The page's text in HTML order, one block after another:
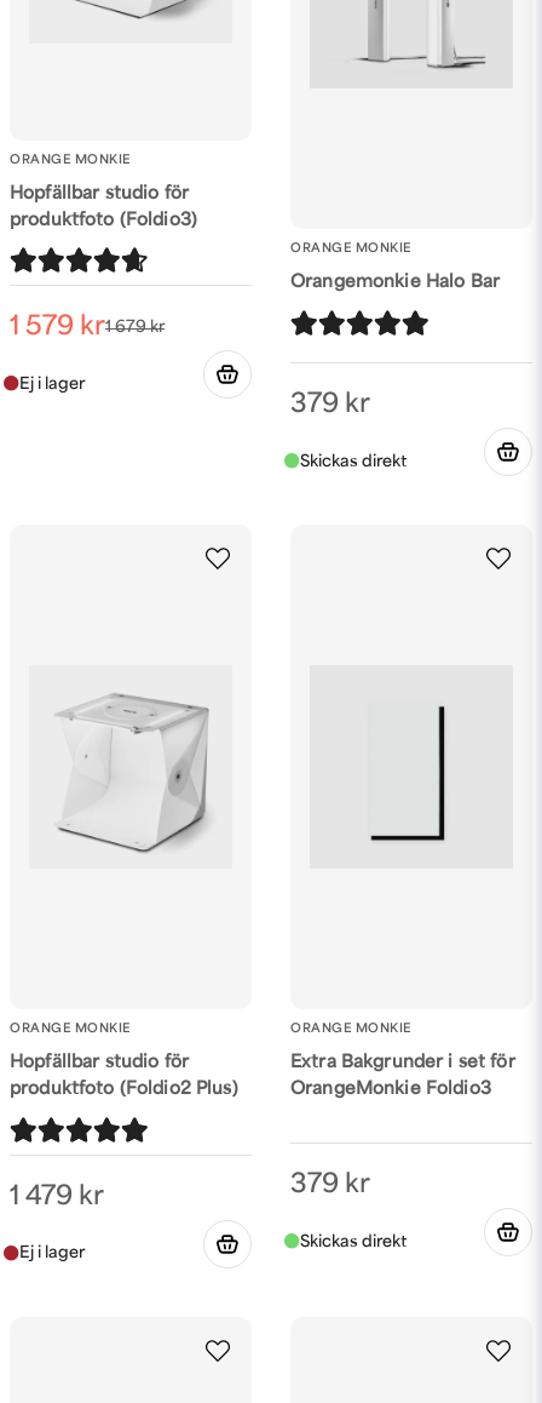
ORANGE MONKIE
Hopfällbar studio för
produktfoto (Foldio3)
1 679 kr
1 579 kr
ORANGE MONKIE
Orangemonkie Halo Bar
379 kr
ORANGE MONKIE
Hopfällbar studio för
produktfoto (Foldio2 Plus)
1 479 kr
ORANGE MONKIE
Extra Bakgrunder i set för
OrangeMonkie Foldio3
379 kr